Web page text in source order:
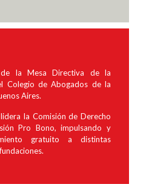
la Mesa Directiva de la
Colegio de Abogados de la
Aires.
la Comisión de Derecho
Pro Bono, impulsando y
gratuito a distintas